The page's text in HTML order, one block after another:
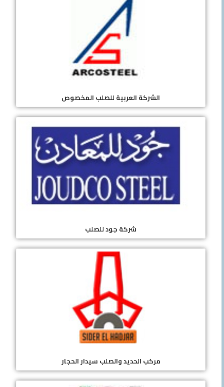
الشركة العربية للصلب المخصوص
شركة جود للصلب
مركب الحديد والصلب سيدار الحجار